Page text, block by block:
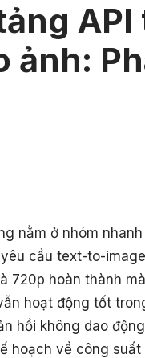
ảnh:
nằm ở nhóm
yêu cầu text-to-
720p hoàn thành
hoạt động tốt
hồi không dao
hoạch về công